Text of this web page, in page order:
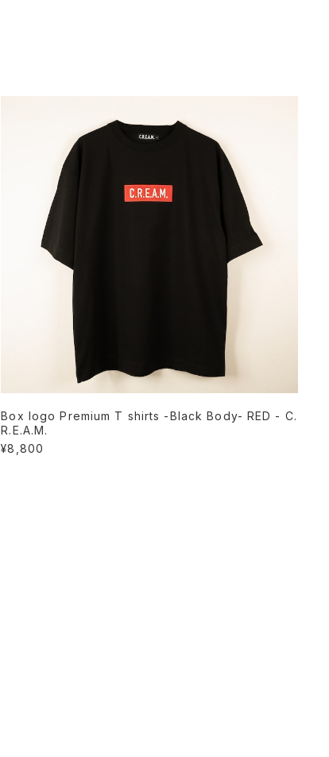
Box logo Premium T shirts -Black Body- RED - C.
R.E.A.M.
¥8,800